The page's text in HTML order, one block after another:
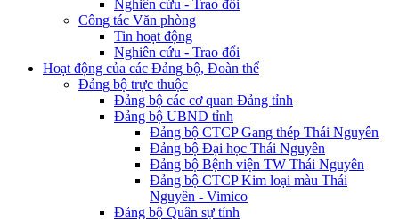
Nghiên cứu - Trao đổi
Công tác Văn phòng
Tin hoạt động
Nghiên cứu - Trao đổi
Hoạt động của các Đảng bộ, Đoàn thể
Đảng bộ trực thuộc
Đảng bộ các cơ quan Đảng tỉnh
Đảng bộ UBND tỉnh
Đảng bộ CTCP Gang thép Thái Nguyên
Đảng bộ Đại học Thái Nguyên
Đảng bộ Bệnh viện TW Thái Nguyên
Đảng bộ CTCP Kim loại màu Thái
Nguyên - Vimico
Đảng bộ Quân sự tỉnh